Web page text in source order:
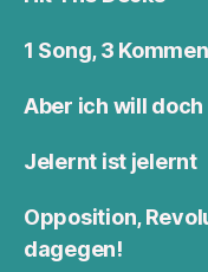
1 Song, 3
Aber ich will
Jelernt ist jelernt
Opposition,
dagegen!